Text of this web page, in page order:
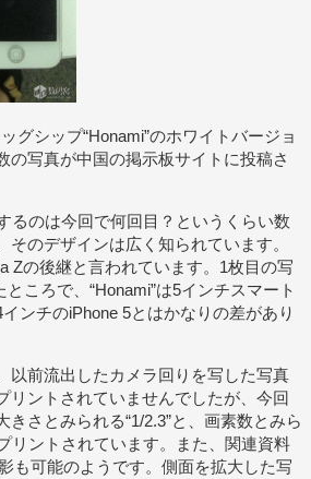
グシップ“Honami”のホワイトバージョ
の写真が中国の掲示板サイトに投稿さ
るのは今回で何回目？というくらい数
そのデザインは広く知られています。
Zの後継と言われています。1枚目の写
ころで、“Honami”は5インチスマート
ンチのiPhone 5とはかなりの差があり
以前流出したカメラ回りを写した写真
リントされていませんでしたが、今回
さとみられる“1/2.3”と、画素数とみら
リントされています。また、関連資料
も可能のようです。側面を拡大した写